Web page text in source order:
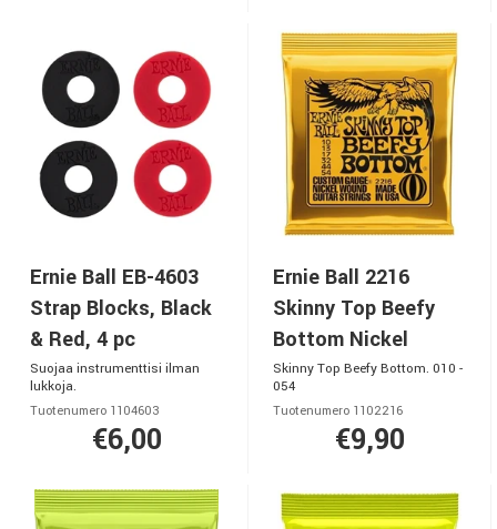
Ernie Ball EB-4603
Strap Blocks, Black
& Red, 4 pc
Suojaa instrumenttisi ilman
lukkoja.
Tuotenumero 1104603
€6,00
Ernie Ball 2216
Skinny Top Beefy
Bottom Nickel
Skinny Top Beefy Bottom. 010 -
054
Tuotenumero 1102216
€9,90